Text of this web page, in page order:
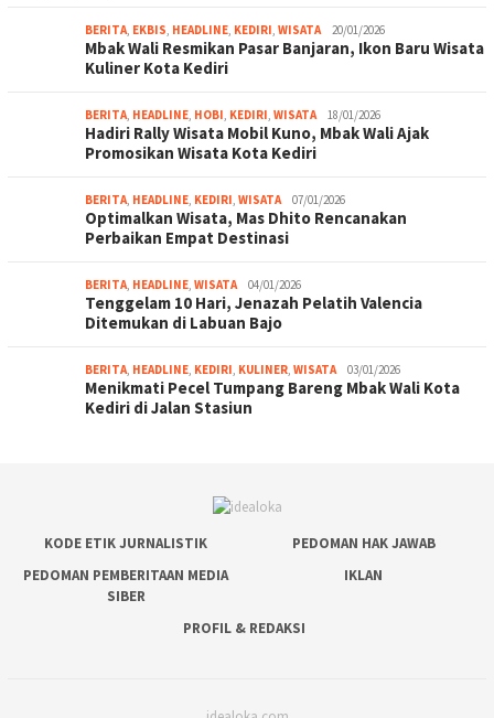
BERITA, EKBIS, HEADLINE, KEDIRI, WISATA 20/01/2026
Mbak Wali Resmikan Pasar Banjaran, Ikon Baru Wisata
Kuliner Kota Kediri
BERITA, HEADLINE, HOBI, KEDIRI, WISATA 18/01/2026
Hadiri Rally Wisata Mobil Kuno, Mbak Wali Ajak
Promosikan Wisata Kota Kediri
BERITA, HEADLINE, KEDIRI, WISATA 07/01/2026
Optimalkan Wisata, Mas Dhito Rencanakan
Perbaikan Empat Destinasi
BERITA, HEADLINE, WISATA 04/01/2026
Tenggelam 10 Hari, Jenazah Pelatih Valencia
Ditemukan di Labuan Bajo
BERITA, HEADLINE, KEDIRI, KULINER, WISATA 03/01/2026
Menikmati Pecel Tumpang Bareng Mbak Wali Kota
Kediri di Jalan Stasiun
KODE ETIK JURNALISTIK
PEDOMAN HAK JAWAB
PEDOMAN PEMBERITAAN MEDIA
SIBER
IKLAN
PROFIL & REDAKSI